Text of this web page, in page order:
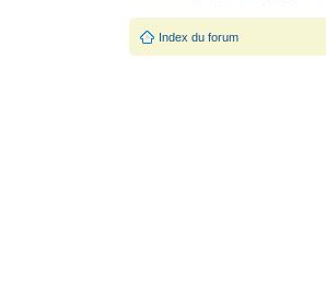
Index du forum